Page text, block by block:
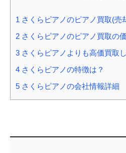
1 さくらピアノのピアノ買取(売
2 さくらピアノのピアノ買取の
3 さくらピアノよりも高価買取
4 さくらピアノの特徴は？
5 さくらピアノの会社情報詳細